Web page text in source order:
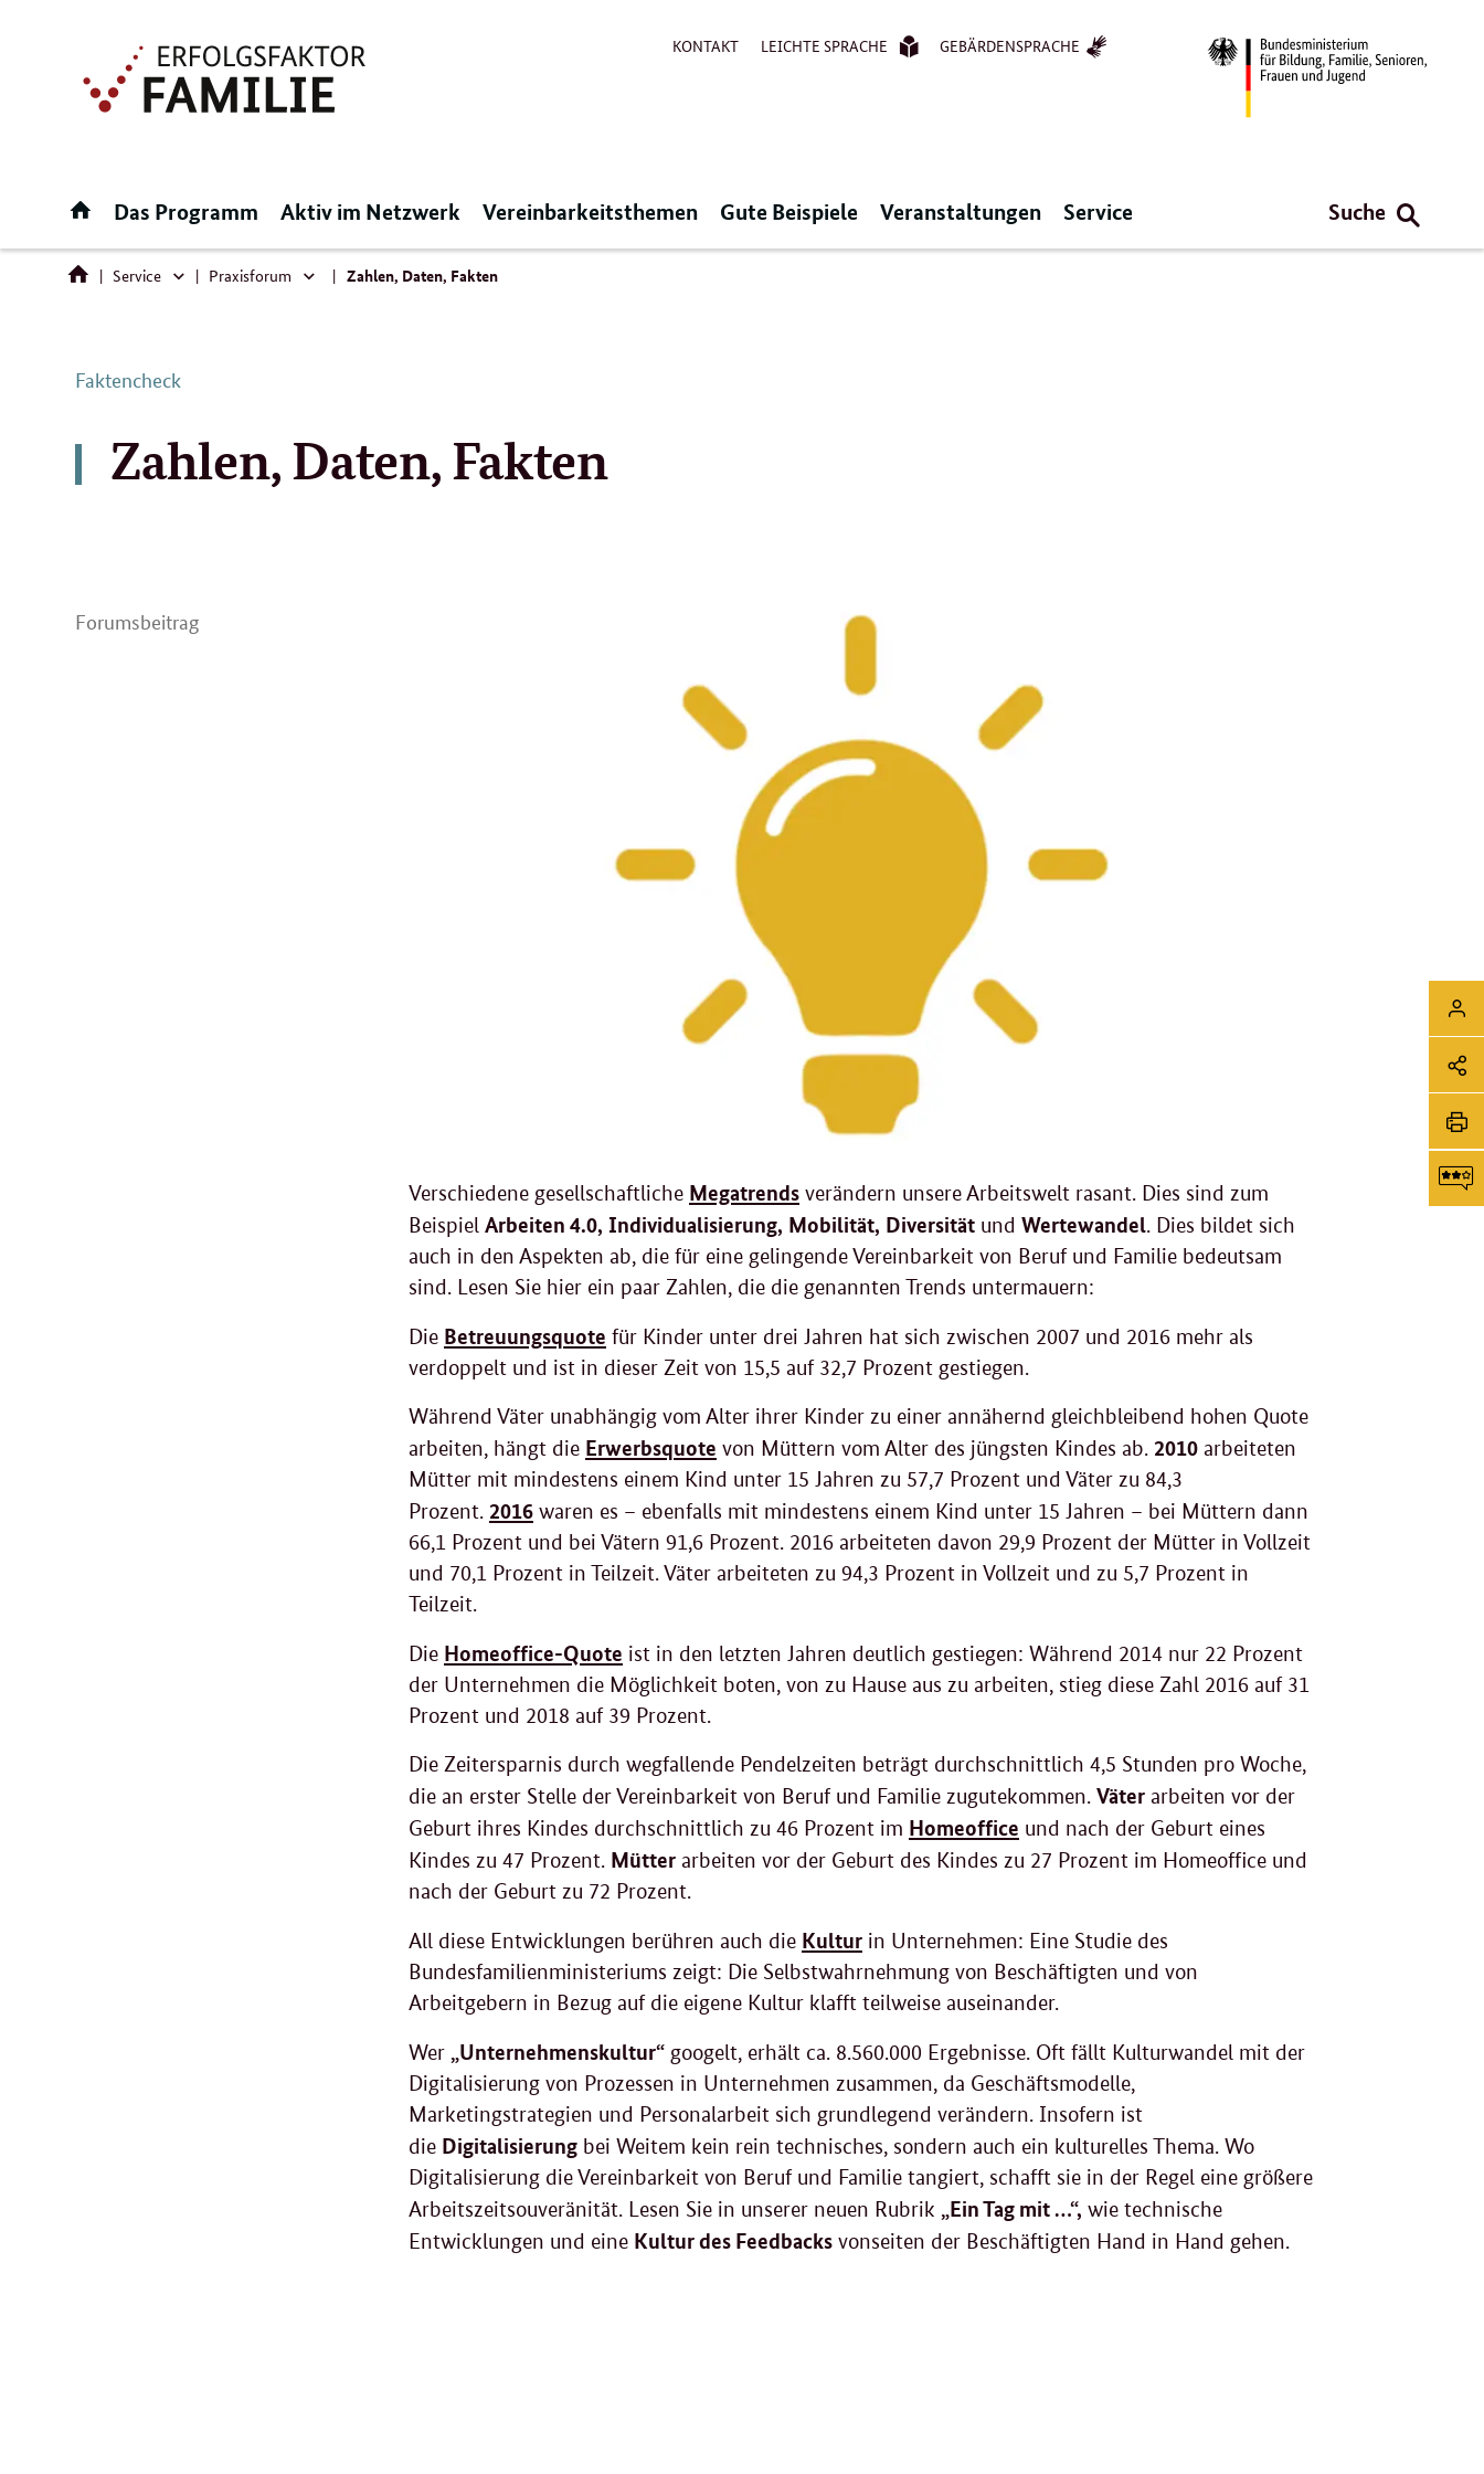
KONTAKT LEICHTE SPRACHE GEBÄRDENSPRACHE
Startseite
Das Programm Aktiv im Netzwerk Vereinbarkeitsthemen Gute Beispiele Veranstaltungen Service Suche
Service ServicePraxisforum Praxisforum
Zahlen, Daten, Fakten
Faktencheck
Zahlen, Daten, Fakten
Forumsbeitrag
Verschiedene gesellschaftliche Megatrends verändern unsere Arbeitswelt rasant. Dies sind zum
Beispiel Arbeiten 4.0, Individualisierung, Mobilität, Diversität und Wertewandel. Dies bildet sich
auch in den Aspekten ab, die für eine gelingende Vereinbarkeit von Beruf und Familie bedeutsam
sind. Lesen Sie hier ein paar Zahlen, die die genannten Trends untermauern:
Die Betreuungsquote für Kinder unter drei Jahren hat sich zwischen 2007 und 2016 mehr als
verdoppelt und ist in dieser Zeit von 15,5 auf 32,7 Prozent gestiegen.
Während Väter unabhängig vom Alter ihrer Kinder zu einer annähernd gleichbleibend hohen Quote
arbeiten, hängt die Erwerbsquote von Müttern vom Alter des jüngsten Kindes ab. 2010 arbeiteten
Mütter mit mindestens einem Kind unter 15 Jahren zu 57,7 Prozent und Väter zu 84,3
Prozent. 2016 waren es – ebenfalls mit mindestens einem Kind unter 15 Jahren – bei Müttern dann
66,1 Prozent und bei Vätern 91,6 Prozent. 2016 arbeiteten davon 29,9 Prozent der Mütter in Vollzeit
und 70,1 Prozent in Teilzeit. Väter arbeiteten zu 94,3 Prozent in Vollzeit und zu 5,7 Prozent in
Teilzeit.
Die Homeoffice-Quote ist in den letzten Jahren deutlich gestiegen: Während 2014 nur 22 Prozent
der Unternehmen die Möglichkeit boten, von zu Hause aus zu arbeiten, stieg diese Zahl 2016 auf 31
Prozent und 2018 auf 39 Prozent.
Die Zeitersparnis durch wegfallende Pendelzeiten beträgt durchschnittlich 4,5 Stunden pro Woche,
die an erster Stelle der Vereinbarkeit von Beruf und Familie zugutekommen. Väter arbeiten vor der
Geburt ihres Kindes durchschnittlich zu 46 Prozent im Homeoffice und nach der Geburt eines
Kindes zu 47 Prozent. Mütter arbeiten vor der Geburt des Kindes zu 27 Prozent im Homeoffice und
nach der Geburt zu 72 Prozent.
All diese Entwicklungen berühren auch die Kultur in Unternehmen: Eine Studie des
Bundesfamilienministeriums zeigt: Die Selbstwahrnehmung von Beschäftigten und von
Arbeitgebern in Bezug auf die eigene Kultur klafft teilweise auseinander.
Wer „Unternehmenskultur“ googelt, erhält ca. 8.560.000 Ergebnisse. Oft fällt Kulturwandel mit der
Digitalisierung von Prozessen in Unternehmen zusammen, da Geschäftsmodelle,
Marketingstrategien und Personalarbeit sich grundlegend verändern. Insofern ist
die Digitalisierung bei Weitem kein rein technisches, sondern auch ein kulturelles Thema. Wo
Digitalisierung die Vereinbarkeit von Beruf und Familie tangiert, schafft sie in der Regel eine größere
Arbeitszeitsouveränität. Lesen Sie in unserer neuen Rubrik „Ein Tag mit …“, wie technische
Entwicklungen und eine Kultur des Feedbacks vonseiten der Beschäftigten Hand in Hand gehen.
Login